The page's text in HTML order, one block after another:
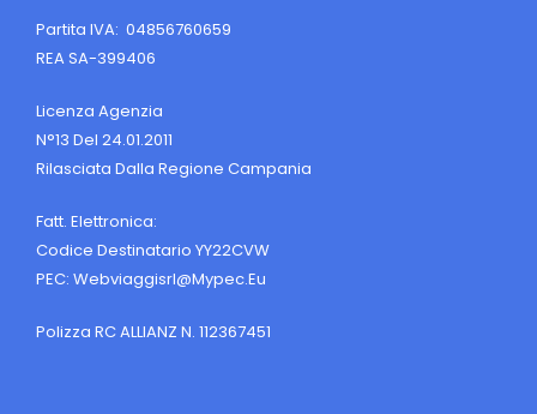
Partita IVA: 04856760659
REA SA-399406
Licenza Agenzia
N°13 Del 24.01.2011
Rilasciata Dalla Regione Campania
Fatt. Elettronica:
Codice Destinatario YY22CVW
PEC: Webviaggisrl@mypec.eu
Polizza RC ALLIANZ N. 112367451